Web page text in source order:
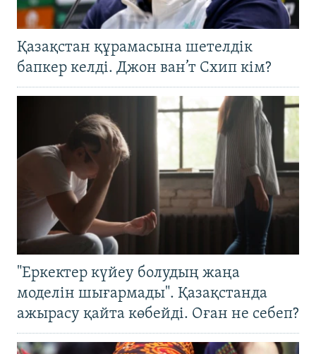
Қазақстан құрамасына шетелдік
бапкер келді. Джон ван’т Схип кім?
"Еркектер күйеу болудың жаңа
моделін шығармады". Қазақстанда
ажырасу қайта көбейді. Оған не себеп?